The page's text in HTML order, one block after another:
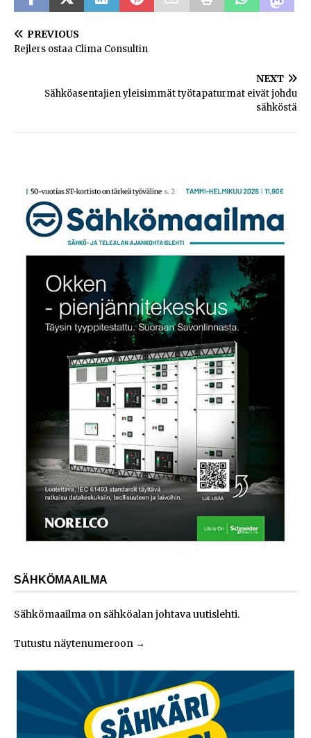
PREVIOUS
Rejlers ostaa Clima Consultin
NEXT
Sähköasentajien yleisimmät työtapaturmat eivät johdu
sähköstä
SÄHKÖMAAILMA
Sähkömaailma on sähköalan johtava uutislehti.
Tutustu näytenumeroon →